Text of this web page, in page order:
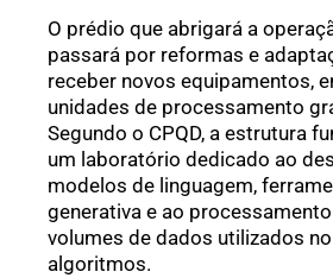
O prédio que abrigará a
passará por reformas e
receber novos equipamentos,
unidades de processamento
Segundo o CPQD, a estrutura
um laboratório dedicado ao
modelos de linguagem,
generativa e ao
volumes de dados utilizados
algoritmos.